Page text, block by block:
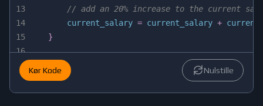
13
14
15
16
17
18
19
// add an 20% increase to the current
        current_salary
= current_salary +
}
// If the number of hours worked is more than
if (hours_worked
{
Kør Kode Nulstille